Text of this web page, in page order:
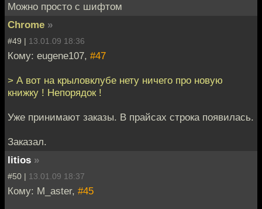
Можно просто с шифтом
Chrome »
#49 | 13.01.09 18:36
Кому: eugene107, #47
> А вот на крыловклубе нету ничего про новую
книжку ! Непорядок !
Уже принимают заказы. В прайсах строка появилась.
Заказал.
litios »
#50 | 13.01.09 18:37
Кому: M_aster, #45